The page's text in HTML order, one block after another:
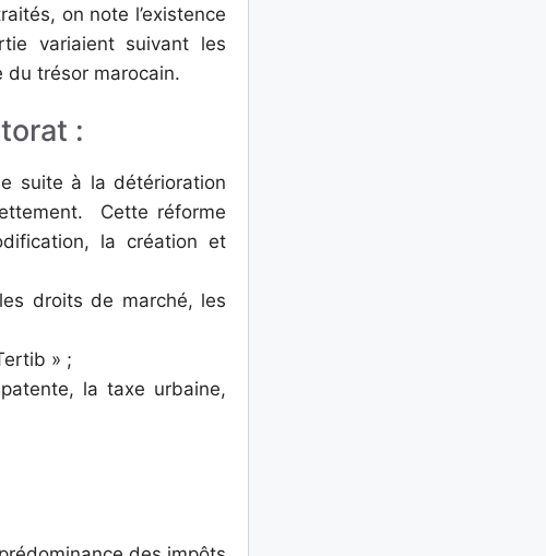
on note l’existence
variaient suivant les
du trésor marocain.
:
suite à la détérioration
Cette réforme
la création et
droits de marché, les
» ;
la taxe urbaine,